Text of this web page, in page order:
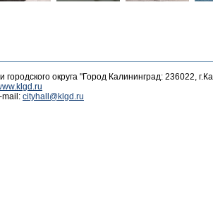
городского округа "Город Калининград: 236022,
mail: cityhall@klgd.ru